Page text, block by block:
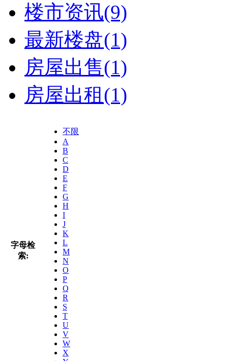
楼市资讯(9)
最新楼盘(1)
房屋出售(1)
房屋出租(1)
字母检
索:
不限
A
B
C
D
E
F
G
H
I
J
K
L
M
N
O
P
Q
R
S
T
U
V
W
X